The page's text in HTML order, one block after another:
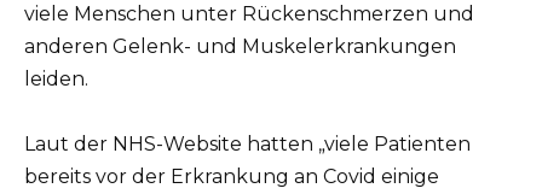
viele Menschen unter Rückenschmerzen und
anderen Gelenk- und Muskelerkrankungen
leiden.
Laut der NHS-Website hatten „viele Patienten
bereits vor der Erkrankung an Covid einige